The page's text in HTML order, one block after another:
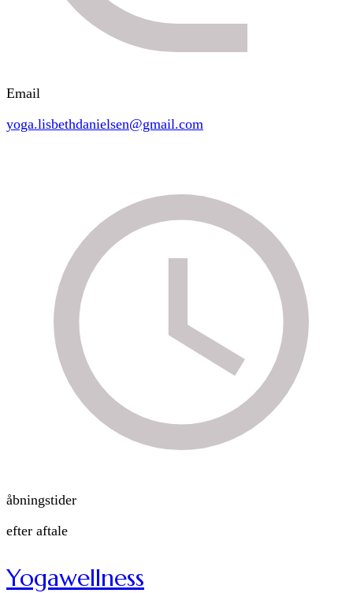
Email
yoga.lisbethdanielsen@gmail.com
åbningstider
efter aftale
Yogawellness